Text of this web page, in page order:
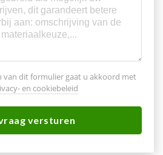
van dit formulier gaat u akkoord met
en cookiebeleid
versturen